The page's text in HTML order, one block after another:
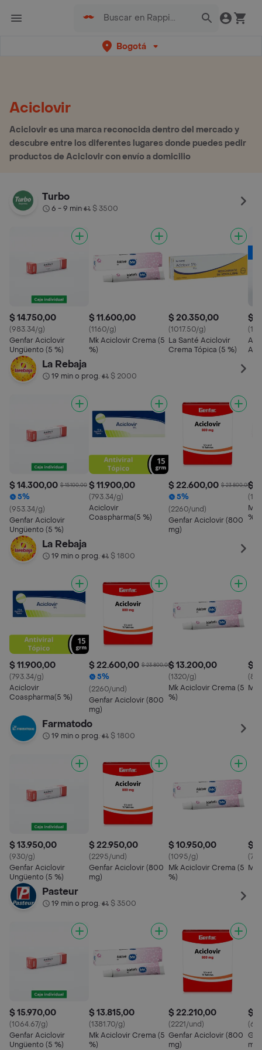
Bogotá
Aciclovir
Aciclovir es una marca reconocida dentro del mercado y
descubre entre los diferentes lugares donde puedes pedir
productos de Aciclovir con envío a domicilio
Turbo
6 - 9 min• $ 3500
$ 14.750,00
(983.34/g)
Genfar Aciclovir
Ungüento (5 %)
$ 11.600,00
(1160/g)
Mk Aciclovir Crema (5
%)
$ 20.350,00
(1017.50/g)
La Santé Aciclovir
Crema Tópica (5 %)
$
La Rebaja
19 min o prog.• $ 2000
$ 14.300,00 $ 15.100,00
5%
(953.34/g)
Genfar Aciclovir
Ungüento (5 %)
$ 11.900,00
(793.34/g)
Aciclovir
Coaspharma(5 %)
$ 22.600,00 $ 23.800,00
5%
(2260/und)
Genfar Aciclovir (800
mg)
$
Mk
%)
La Rebaja
19 min o prog.• $ 1800
$ 11.900,00
(793.34/g)
Aciclovir
Coaspharma(5 %)
$ 22.600,00 $ 23.800,00
5%
(2260/und)
Genfar Aciclovir (800
mg)
$ 13.200,00
(1320/g)
Mk Aciclovir Crema (5
%)
$
Mk
Farmatodo
19 min o prog.• $ 1800
$ 13.950,00
(930/g)
Genfar Aciclovir
Ungüento (5 %)
$ 22.950,00
(2295/und)
Genfar Aciclovir (800
mg)
$ 10.950,00
(1095/g)
Mk Aciclovir Crema (5
%)
$
Mk
Pasteur
19 min o prog.• $ 3500
$ 15.970,00
(1064.67/g)
Genfar Aciclovir
Ungüento (5 %)
$ 13.815,00
(1381.70/g)
Mk Aciclovir Crema (5
%)
$ 22.210,00
(2221/und)
Genfar Aciclovir (800
mg)
$
mg)